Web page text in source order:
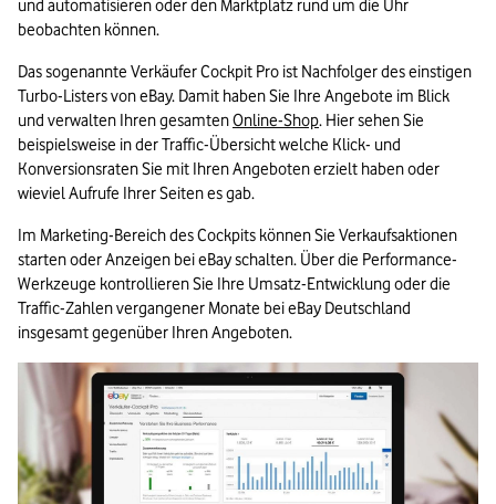
und automatisieren oder den Marktplatz rund um die Uhr
beobachten können.
Das sogenannte Verkäufer Cockpit Pro ist Nachfolger des einstigen
Turbo-Listers von eBay. Damit haben Sie Ihre Angebote im Blick
und verwalten Ihren gesamten Online-Shop. Hier sehen Sie
beispielsweise in der Traffic-Übersicht welche Klick- und
Konversionsraten Sie mit Ihren Angeboten erzielt haben oder
wieviel Aufrufe Ihrer Seiten es gab.
Im Marketing-Bereich des Cockpits können Sie Verkaufsaktionen
starten oder Anzeigen bei eBay schalten. Über die Performance-
Werkzeuge kontrollieren Sie Ihre Umsatz-Entwicklung oder die
Traffic-Zahlen vergangener Monate bei eBay Deutschland
insgesamt gegenüber Ihren Angeboten.